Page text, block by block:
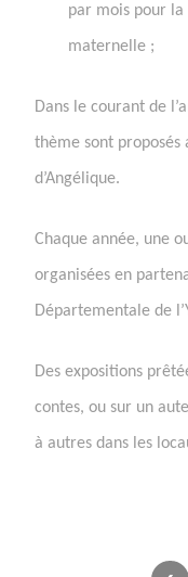
par mois pour
maternelle ;
Dans le courant de
thème sont proposés
d’Angélique.
Chaque année, une
organisées en
Départementale de
Des expositions
contes, ou sur un
à autres dans les